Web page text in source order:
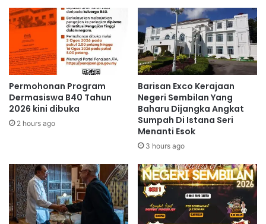
berdiri megah dengan warisan Adat Perpatihnya,” ujar
beliau.
8
B
l
a
U
n
t
r
o
j
e
k
a
u
p
o
j
e
k
m
o
d
r
a
i
Permohonan Program
Dermasiswa B40 Tahun
2026 kini dibuka
2 hours ago
Barisan Exco Kerajaan
Negeri Sembilan Yang
Baharu Dijangka Angkat
Sumpah Di Istana Seri
Menanti Esok
3 hours ago